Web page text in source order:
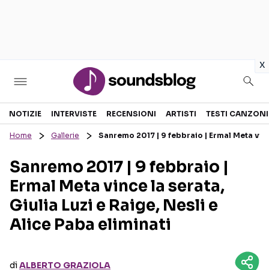
x
Sezioni
RECENSIONI MUSICALI
INTERVISTE
GOSSIP E CURIOSITÀ
TESTI CANZONI
TOUR ED EVENTI
TALENT SHOW
NOTIZIE INTERVISTE RECENSIONI ARTISTI TESTI CANZONI
Home Gallerie Sanremo 2017 | 9 febbraio | Ermal Meta
Sanremo 2017 | 9 febbraio |
Ermal Meta vince la serata,
Giulia Luzi e Raige, Nesli e
Alice Paba eliminati
diALBERTO GRAZIOLA